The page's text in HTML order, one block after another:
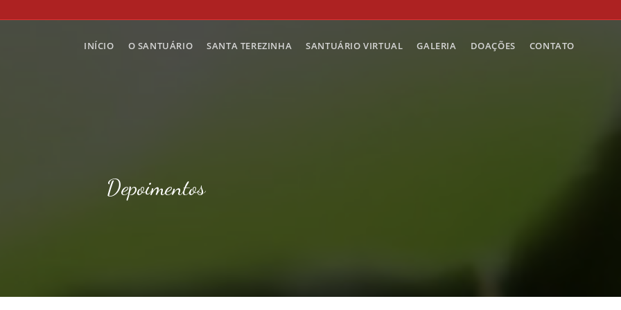
INÍCIO O SANTUÁRIO SANTA TEREZINHA SANTUÁRIO VIRTUAL GALERIA DOAÇÕES CONTATO
Depoimentos